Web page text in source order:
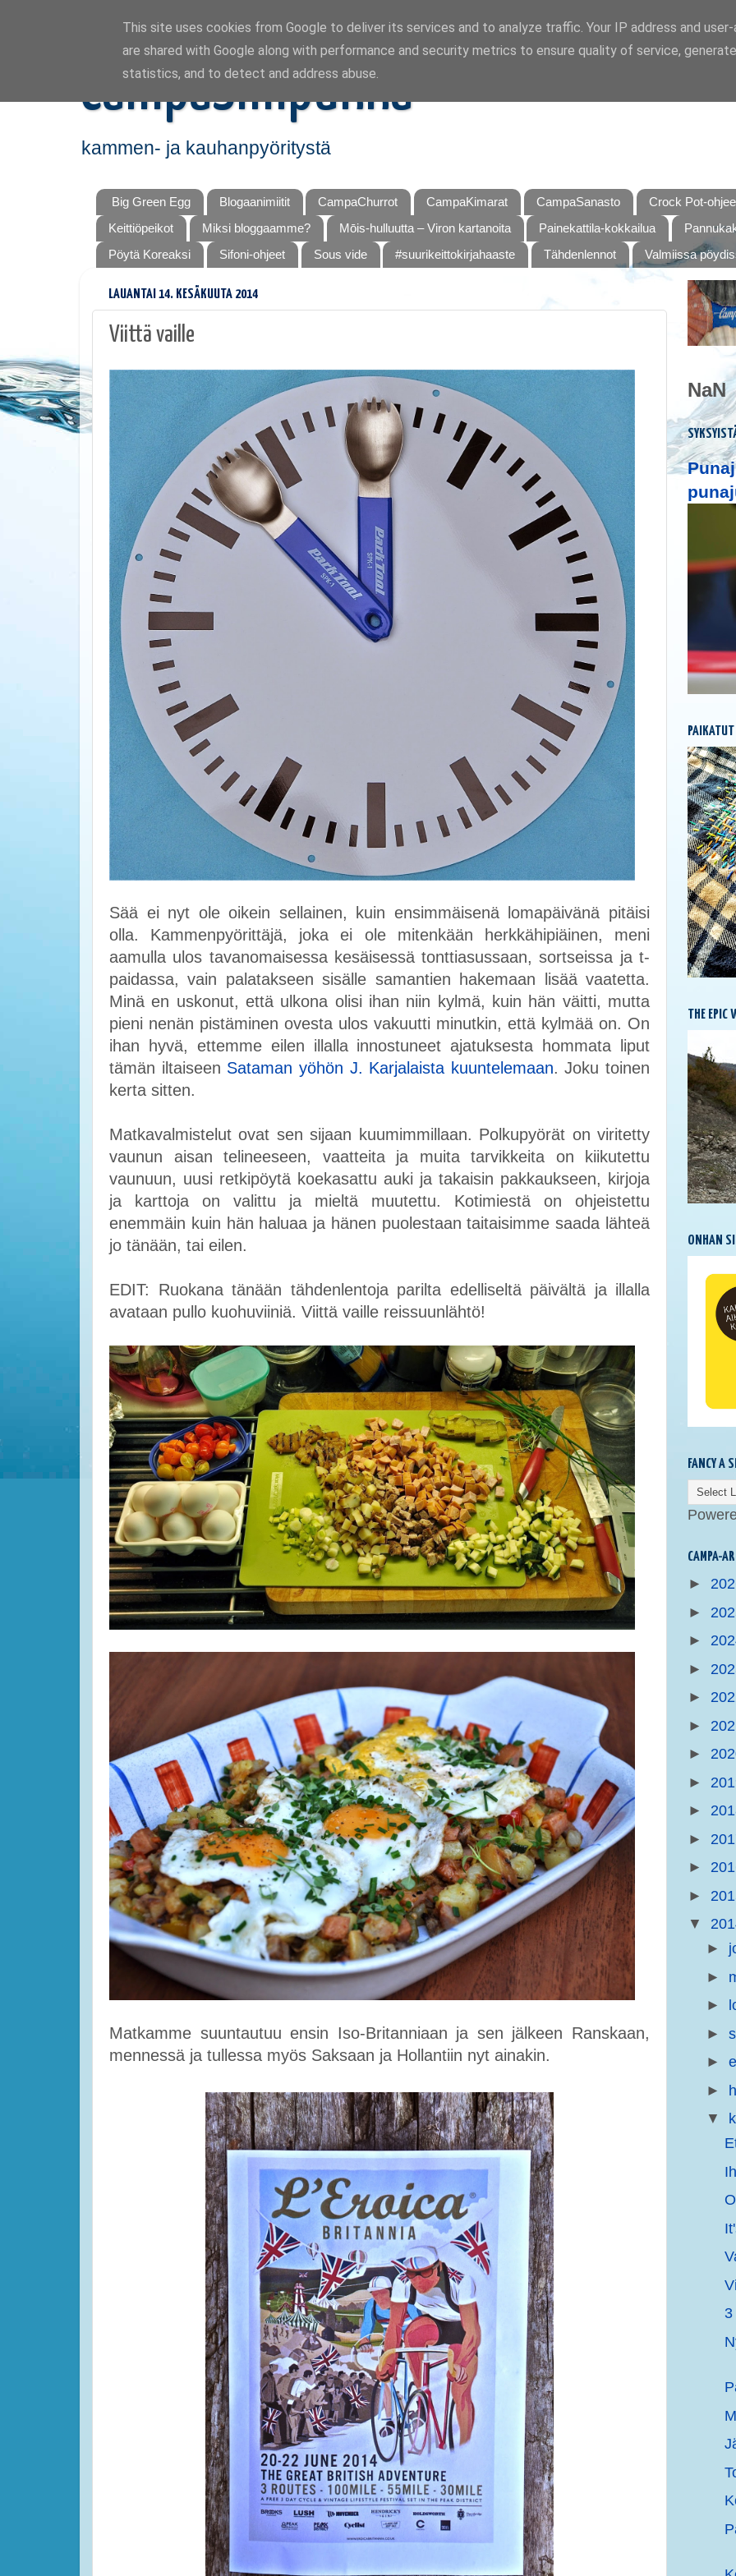
CampaSimpukka
kammen- ja kauhanpyöritystä
Big Green Egg Blogaanimiitit CampaChurrot CampaKimarat CampaSanasto
Crock Pot-
Keittiöpeikot
Miksi bloggaamme? Mōis-hulluutta – Viron kartanoita Painekattila-kokkailua
Pöytä Koreaksi
Sifoni-ohjeet Sous vide #suurikeittokirjahaaste Tähdenlennot Valmiissa
LAUANTAI 14. KESÄKUUTA 2014
Viittä vaille
Sää ei nyt ole oikein sellainen, kuin ensimmäisenä lomapäivänä pitäisi
olla. Kammenpyörittäjä, joka ei ole mitenkään herkkähipiäinen, meni
aamulla ulos tavanomaisessa kesäisessä tonttiasussaan, sortseissa ja t-
paidassa, vain palatakseen sisälle samantien hakemaan lisää vaatetta.
Minä en uskonut, että ulkona olisi ihan niin kylmä, kuin hän väitti, mutta
pieni nenän pistäminen ovesta ulos vakuutti minutkin, että kylmää on. On
ihan hyvä, ettemme eilen illalla innostuneet ajatuksesta hommata liput
tämän iltaiseen Sataman yöhön J. Karjalaista kuuntelemaan. Joku toinen
kerta sitten.
Matkavalmistelut ovat sen sijaan kuumimmillaan. Polkupyörät on viritetty
vaunun aisan telineeseen, vaatteita ja muita tarvikkeita on kiikutettu
vaunuun, uusi retkipöytä koekasattu auki ja takaisin pakkaukseen, kirjoja
ja karttoja on valittu ja mieltä muutettu. Kotimiestä on ohjeistettu
enemmäin kuin hän haluaa ja hänen puolestaan taitaisimme saada lähteä
jo tänään, tai eilen.
EDIT: Ruokana tänään tähdenlentoja parilta edelliseltä päivältä ja illalla
avataan pullo kuohuviiniä. Viittä vaille reissuunlähtö!
Matkamme suuntautuu ensin Iso-Britanniaan ja sen jälkeen Ranskaan,
mennessä ja tullessa myös Saksaan ja Hollantiin nyt ainakin.
NaN
THE EPIC
ONHAN
FANCY A
CAMPA-
►
►
►
►
►
►
►
►
►
►
►
►
▼
►
►
►
►
►
►
▼
This site uses cookies from Google to deliver its services and to analyze traffic. Your IP address and
are shared with Google along with performance and security metrics to ensure quality of service,
statistics, and to detect and address abuse.